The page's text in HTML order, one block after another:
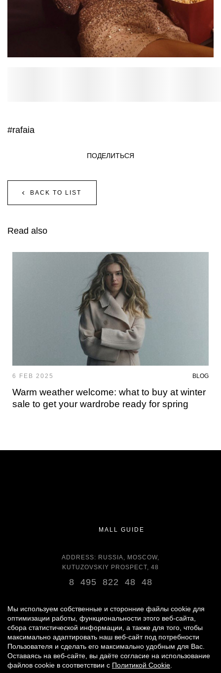
#rafaia
BACK TO LIST
ПОДЕЛИТЬСЯ
Read also
6 FEB 2025 BLOG
Warm weather welcome: what to buy at winter
sale to get your wardrobe ready for spring
MALL GUIDE
ADDRESS: RUSSIA, MOSCOW,
KUTUZOVSKIY PROSPECT, 48
8 495 822 48 48
DAILY 11:00 - 22:00 DAILY
GROCERY STORE - AROUND THE CLOCK
© 2007 - 2026 «VREMENA GODA»
Мы используем собственные и сторонние файлы cookie для
оптимизации работы, функциональности этого веб-сайта,
сбора статистической информации, а также для того, чтобы
максимально адаптировать наш веб-сайт под потребности
Пользователя и сделать его максимально удобным для Вас.
Оставаясь на веб-сайте, вы даёте согласие на использование
файлов cookie в соответствии с Политикой Cookie